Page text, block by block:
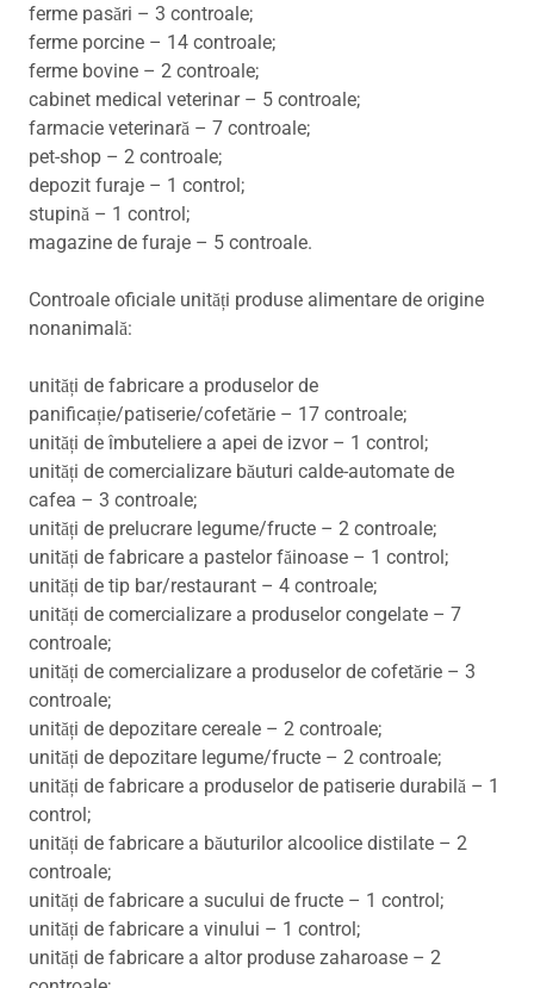
ferme pasări – 3 controale;
ferme porcine – 14 controale;
ferme bovine – 2 controale;
cabinet medical veterinar – 5 controale;
farmacie veterinară – 7 controale;
pet-shop – 2 controale;
depozit furaje – 1 control;
stupină – 1 control;
magazine de furaje – 5 controale.
Controale oficiale unități produse alimentare de origine
nonanimală:
unități de fabricare a produselor de
panificație/patiserie/cofetărie – 17 controale;
unități de îmbuteliere a apei de izvor – 1 control;
unități de comercializare băuturi calde-automate de
cafea – 3 controale;
unități de prelucrare legume/fructe – 2 controale;
unități de fabricare a pastelor făinoase – 1 control;
unități de tip bar/restaurant – 4 controale;
unități de comercializare a produselor congelate – 7
controale;
unități de comercializare a produselor de cofetărie – 3
controale;
unități de depozitare cereale – 2 controale;
unități de depozitare legume/fructe – 2 controale;
unități de fabricare a produselor de patiserie durabilă – 1
control;
unități de fabricare a băuturilor alcoolice distilate – 2
controale;
unități de fabricare a sucului de fructe – 1 control;
unități de fabricare a vinului – 1 control;
unități de fabricare a altor produse zaharoase – 2